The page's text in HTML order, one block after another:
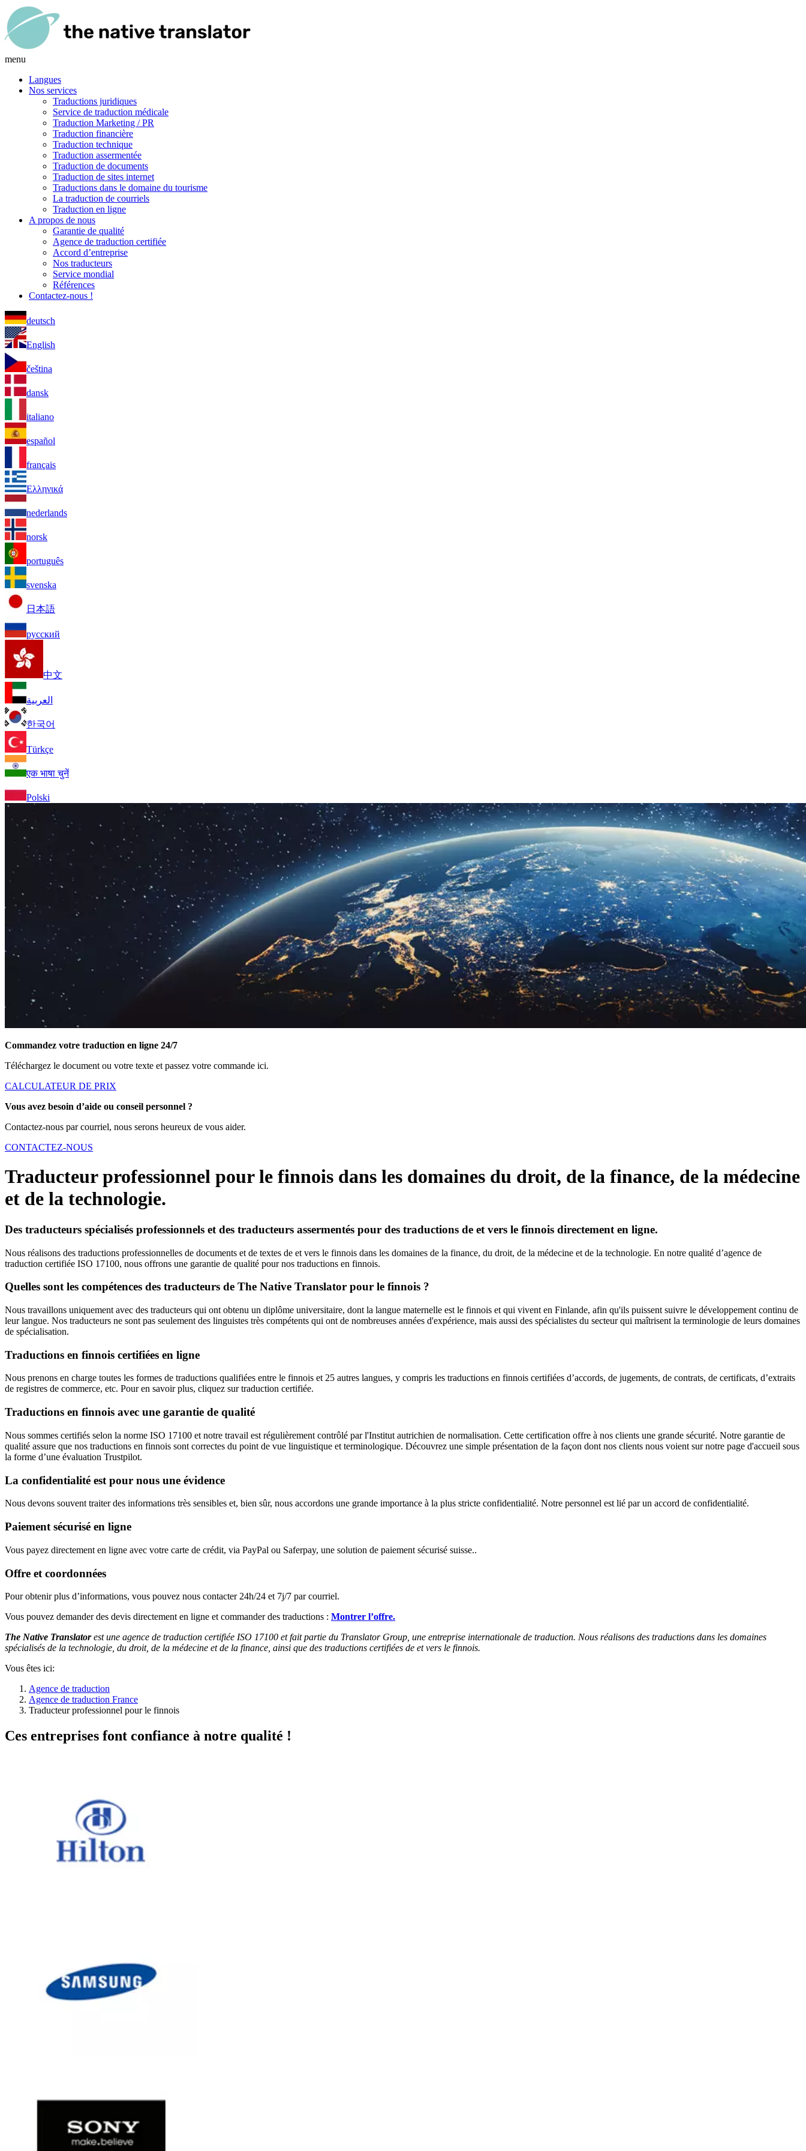
menu
Langues
Nos services
Traductions juridiques
Service de traduction médicale
Traduction Marketing / PR
Traduction financière
Traduction technique
Traduction assermentée
Traduction de documents
Traduction de sites internet
Traductions dans le domaine du tourisme
La traduction de courriels
Traduction en ligne
A propos de nous
Garantie de qualité
Agence de traduction certifiée
Accord d’entreprise
Nos traducteurs
Service mondial
Références
Contactez-nous !
deutsch
English
čeština
dansk
italiano
español
français
Ελληνικά
nederlands
norsk
português
svenska
日本語
русский
中文
العربية
한국어
Türkçe
एक भाषा चुनें
Polski
Commandez votre traduction en ligne 24/7
Téléchargez le document ou votre texte et passez votre commande ici.
CALCULATEUR DE PRIX
Vous avez besoin d’aide ou conseil personnel ?
Contactez-nous par courriel, nous serons heureux de vous aider.
CONTACTEZ-NOUS
Traducteur professionnel pour le finnois dans les domaines du droit, de la finance, de la médecine
et de la technologie.
Des traducteurs spécialisés professionnels et des traducteurs assermentés pour des traductions de et vers le finnois directement en ligne.
Nous réalisons des traductions professionnelles de documents et de textes de et vers le finnois dans les domaines de la finance, du droit, de la médecine et de la technologie. En notre qualité d’agence de
traduction certifiée ISO 17100, nous offrons une garantie de qualité pour nos traductions en finnois.
Quelles sont les compétences des traducteurs de The Native Translator pour le finnois ?
Nous travaillons uniquement avec des traducteurs qui ont obtenu un diplôme universitaire, dont la langue maternelle est le finnois et qui vivent en Finlande, afin qu'ils puissent suivre le développement continu de
leur langue. Nos traducteurs ne sont pas seulement des linguistes très compétents qui ont de nombreuses années d'expérience, mais aussi des spécialistes du secteur qui maîtrisent la terminologie de leurs domaines
de spécialisation.
Traductions en finnois certifiées en ligne
Nous prenons en charge toutes les formes de traductions qualifiées entre le finnois et 25 autres langues, y compris les traductions en finnois certifiées d’accords, de jugements, de contrats, de certificats, d’extraits
de registres de commerce, etc. Pour en savoir plus, cliquez sur traduction certifiée.
Traductions en finnois avec une garantie de qualité
Nous sommes certifiés selon la norme ISO 17100 et notre travail est régulièrement contrôlé par l'Institut autrichien de normalisation. Cette certification offre à nos clients une grande sécurité. Notre garantie de
qualité assure que nos traductions en finnois sont correctes du point de vue linguistique et terminologique. Découvrez une simple présentation de la façon dont nos clients nous voient sur notre page d'accueil sous
la forme d’une évaluation Trustpilot.
La confidentialité est pour nous une évidence
Nous devons souvent traiter des informations très sensibles et, bien sûr, nous accordons une grande importance à la plus stricte confidentialité. Notre personnel est lié par un accord de confidentialité.
Paiement sécurisé en ligne
Vous payez directement en ligne avec votre carte de crédit, via PayPal ou Saferpay, une solution de paiement sécurisé suisse..
Offre et coordonnées
Pour obtenir plus d’informations, vous pouvez nous contacter 24h/24 et 7j/7 par courriel.
Vous pouvez demander des devis directement en ligne et commander des traductions : Montrer l’offre.
The Native Translatorest une agence de traduction certifiée ISO 17100 et fait partie du Translator Group, une entreprise internationale de traduction. Nous réalisons des traductions dans les domaines
spécialisés de la technologie, du droit, de la médecine et de la finance, ainsi que des traductions certifiées de et vers le finnois.
Vous êtes ici:
Agence de traduction
Agence de traduction France
Traducteur professionnel pour le finnois
Ces entreprises font confiance à notre qualité !